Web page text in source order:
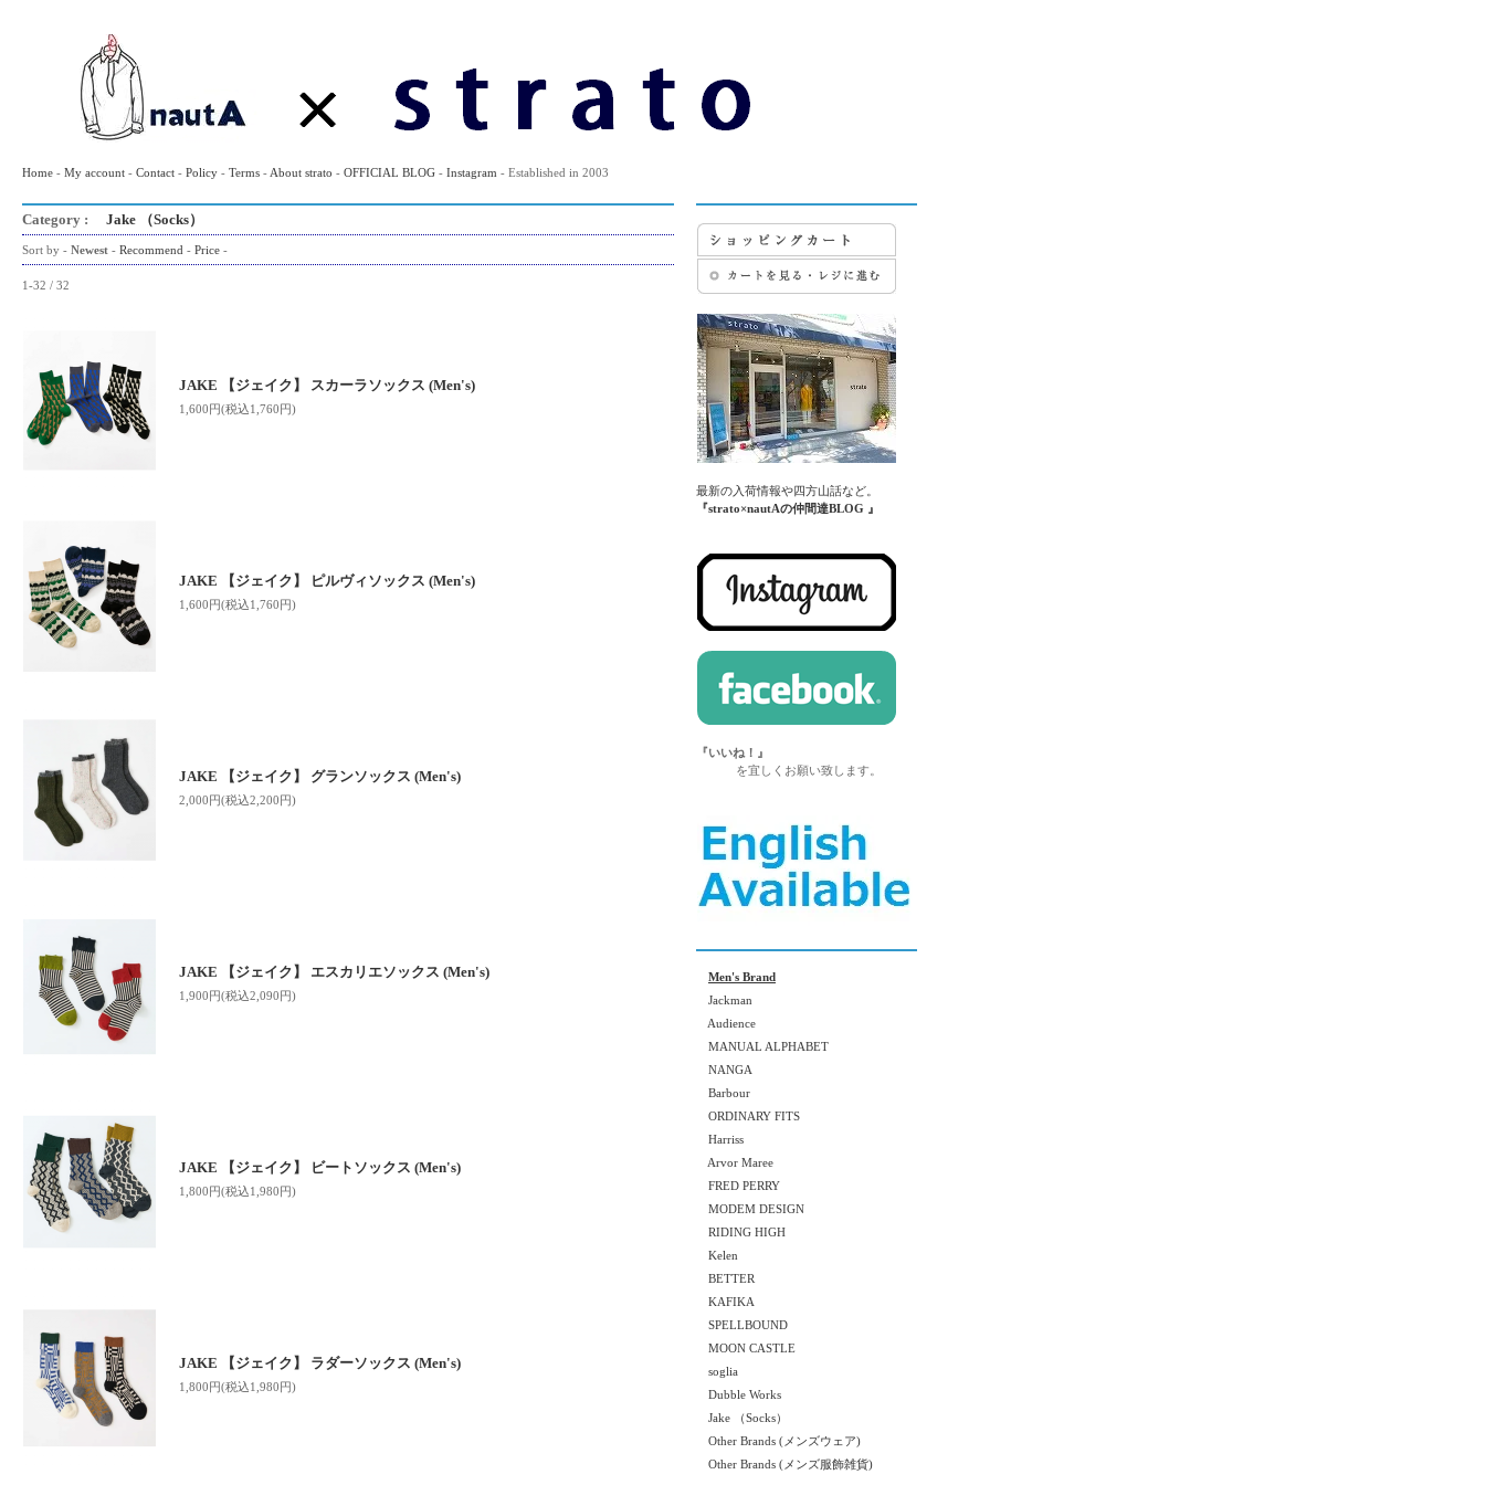
Home - My account - Contact - Policy - Terms - About strato - OFFICIAL BLOG - Instagram - Established in 2003
Category : Jake （Socks）
Sort by - Newest - Recommend - Price -
1-32 / 32
JAKE 【ジェイク】 スカーラソックス (Men's)
1,600円(税込1,760円)
JAKE 【ジェイク】 ピルヴィソックス (Men's)
1,600円(税込1,760円)
JAKE 【ジェイク】 グランソックス (Men's)
2,000円(税込2,200円)
JAKE 【ジェイク】 エスカリエソックス (Men's)
1,900円(税込2,090円)
JAKE 【ジェイク】 ビートソックス (Men's)
1,800円(税込1,980円)
JAKE 【ジェイク】 ラダーソックス (Men's)
1,800円(税込1,980円)
最新の入荷情報や四方山話など。
『strato×nautAの仲間達BLOG 』
『いいね！』
を宜しくお願い致します。
Men's Brand
Jackman
Audience
MANUAL ALPHABET
NANGA
Barbour
ORDINARY FITS
Harriss
Arvor Maree
FRED PERRY
MODEM DESIGN
RIDING HIGH
Kelen
BETTER
KAFIKA
SPELLBOUND
MOON CASTLE
soglia
Dubble Works
Jake （Socks）
Other Brands (メンズウェア)
Other Brands (メンズ服飾雑貨)